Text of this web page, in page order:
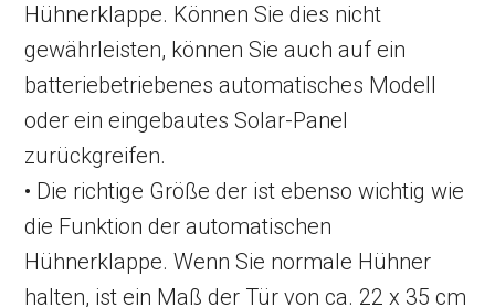
Hühnerklappe. Können Sie dies nicht
gewährleisten, können Sie auch auf ein
batteriebetriebenes automatisches Modell
oder ein eingebautes Solar-Panel
zurückgreifen.
• Die richtige Größe der ist ebenso wichtig wie
die Funktion der automatischen
Hühnerklappe. Wenn Sie normale Hühner
halten, ist ein Maß der Tür von ca. 22 x 35 cm